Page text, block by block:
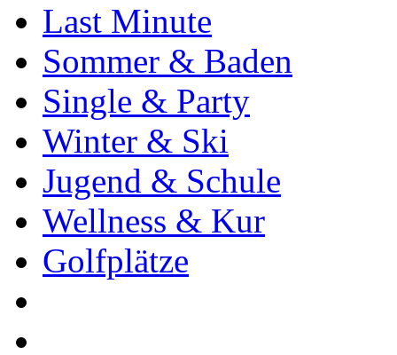
Last Minute
Sommer & Baden
Single & Party
Winter & Ski
Jugend & Schule
Wellness & Kur
Golfplätze